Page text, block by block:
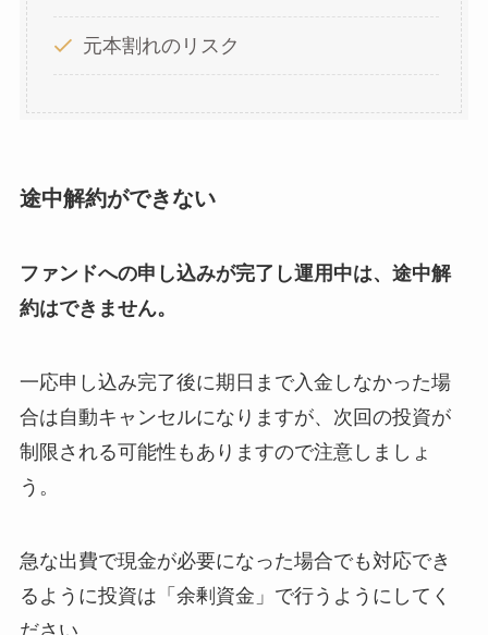
元本割れのリスク
途中解約ができない
ファンドへの申し込みが完了し運用中は、途中解
約はできません。
一応申し込み完了後に期日まで入金しなかった場
合は自動キャンセルになりますが、次回の投資が
制限される可能性もありますので注意しましょ
う。
急な出費で現金が必要になった場合でも対応でき
るように投資は「余剰資金」で行うようにしてく
ださい。